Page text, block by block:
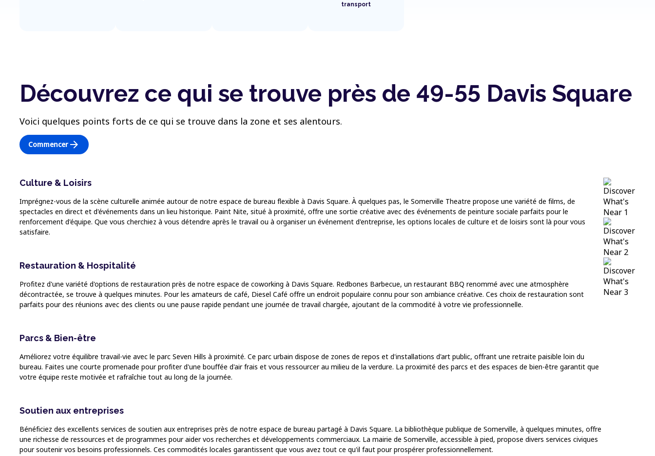
transport
Découvrez ce qui se trouve près de 49-55 Davis Square
Voici quelques points forts de ce qui se trouve dans la zone et ses alentours.
Commencerarrow_forward
Culture & Loisirs
Imprégnez-vous de la scène culturelle animée autour de notre espace de bureau flexible à Davis Square. À quelques pas, le Somerville Theatre propose une variété de films, de
spectacles en direct et d'événements dans un lieu historique. Paint Nite, situé à proximité, offre une sortie créative avec des événements de peinture sociale parfaits pour le
renforcement d'équipe. Que vous cherchiez à vous détendre après le travail ou à organiser un événement d'entreprise, les options locales de culture et de loisirs sont là pour vous
satisfaire.
Restauration & Hospitalité
Profitez d'une variété d'options de restauration près de notre espace de coworking à Davis Square. Redbones Barbecue, un restaurant BBQ renommé avec une atmosphère
décontractée, se trouve à quelques minutes. Pour les amateurs de café, Diesel Café offre un endroit populaire connu pour son ambiance créative. Ces choix de restauration sont
parfaits pour des réunions avec des clients ou une pause rapide pendant une journée de travail chargée, ajoutant de la commodité à votre vie professionnelle.
Parcs & Bien-être
Améliorez votre équilibre travail-vie avec le parc Seven Hills à proximité. Ce parc urbain dispose de zones de repos et d'installations d'art public, offrant une retraite paisible loin du
bureau. Faites une courte promenade pour profiter d'une bouffée d'air frais et vous ressourcer au milieu de la verdure. La proximité des parcs et des espaces de bien-être garantit que
votre équipe reste motivée et rafraîchie tout au long de la journée.
Soutien aux entreprises
Bénéficiez des excellents services de soutien aux entreprises près de notre espace de bureau partagé à Davis Square. La bibliothèque publique de Somerville, à quelques minutes, offre
une richesse de ressources et de programmes pour aider vos recherches et développements commerciaux. La mairie de Somerville, accessible à pied, propose divers services civiques
pour soutenir vos besoins professionnels. Ces commodités locales garantissent que vous avez tout ce qu'il faut pour prospérer professionnellement.